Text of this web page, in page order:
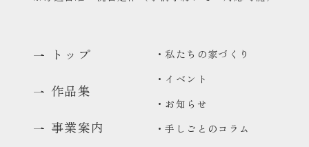
トップ
作品集
事業案内
・私たちの家づくり
・イベント
・お知らせ
・手しごとのコラム